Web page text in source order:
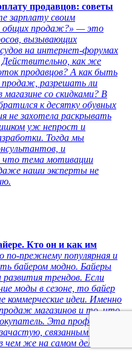
продавцов: советы
зарплату своим
общих продаж?» — это
вызывающих
на интернет-форумах
Действительно, как же
продавцов? А как быть
продаж, разрешать ли
со скидками? В
к десятку обувных
не захотела раскрывать
уж непрост и
Тогда мы
и
что тема мотивации
наши эксперты не
Кто он и как им
по-прежнему популярная и
байером модно. Байеры
трендов. Если
моды в сезоне, то байер
коммерческие идеи. Именно
магазинов и то, что,
Эта профессия
связанным с
же на самом деле